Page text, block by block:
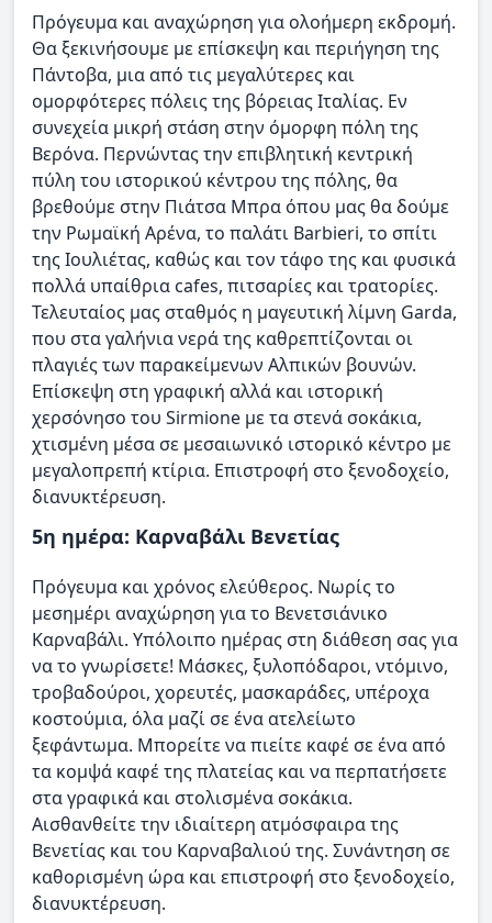
Πρόγευμα και αναχώρηση για ολοήμερη εκδρομή.
Θα ξεκινήσουμε με επίσκεψη και περιήγηση της
Πάντοβα, μια από τις μεγαλύτερες και
ομορφότερες πόλεις της βόρειας Ιταλίας. Εν
συνεχεία μικρή στάση στην όμορφη πόλη της
Βερόνα. Περνώντας την επιβλητική κεντρική
πύλη του ιστορικού κέντρου της πόλης, θα
βρεθούμε στην Πιάτσα Μπρα όπου μας θα δούμε
την Ρωμαϊκή Αρένα, το παλάτι Barbieri, το σπίτι
της Ιουλιέτας, καθώς και τον τάφο της και φυσικά
πολλά υπαίθρια cafes, πιτσαρίες και τρατορίες.
Τελευταίος μας σταθμός η μαγευτική λίμνη Garda,
που στα γαλήνια νερά της καθρεπτίζονται οι
πλαγιές των παρακείμενων Αλπικών βουνών.
Επίσκεψη στη γραφική αλλά και ιστορική
χερσόνησο του Sirmione με τα στενά σοκάκια,
χτισμένη μέσα σε μεσαιωνικό ιστορικό κέντρο με
μεγαλοπρεπή κτίρια. Επιστροφή στο ξενοδοχείο,
διανυκτέρευση.
5η ημέρα: Καρναβάλι Βενετίας
Πρόγευμα και χρόνος ελεύθερος. Νωρίς το
μεσημέρι αναχώρηση για το Βενετσιάνικο
Καρναβάλι. Υπόλοιπο ημέρας στη διάθεση σας για
να το γνωρίσετε! Μάσκες, ξυλοπόδαροι, ντόμινο,
τροβαδούροι, χορευτές, μασκαράδες, υπέροχα
κοστούμια, όλα μαζί σε ένα ατελείωτο
ξεφάντωμα. Μπορείτε να πιείτε καφέ σε ένα από
τα κομψά καφέ της πλατείας και να περπατήσετε
στα γραφικά και στολισμένα σοκάκια.
Αισθανθείτε την ιδιαίτερη ατμόσφαιρα της
Βενετίας και του Καρναβαλιού της. Συνάντηση σε
καθορισμένη ώρα και επιστροφή στο ξενοδοχείο,
διανυκτέρευση.